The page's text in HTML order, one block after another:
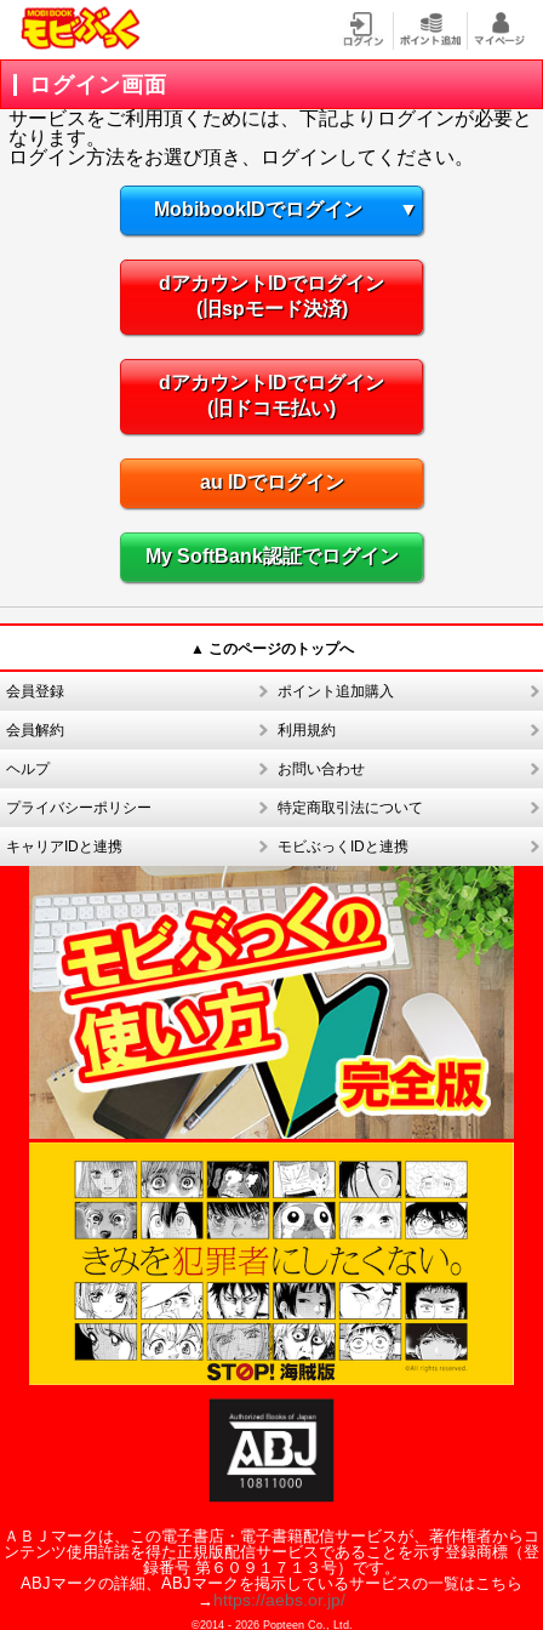
ログイン画面
サービスをご利用頂くためには、下記よりログインが必要と
なります。
ログイン方法をお選び頂き、ログインしてください。
MobibookIDでログイン ▼
dアカウントIDでログイン
(旧spモード決済)
dアカウントIDでログイン
(旧ドコモ払い)
au IDでログイン
My SoftBank認証でログイン
▲ このページのトップへ
会員登録 ポイント追加購入
会員解約 利用規約
ヘルプ お問い合わせ
プライバシーポリシー 特定商取引法について
キャリアIDと連携 モビぶっくIDと連携
ＡＢＪマークは、この電子書店・電子書籍配信サービスが、著作権者からコ
ンテンツ使用許諾を得た正規版配信サービスであることを示す登録商標（登
録番号 第６０９１７１３号）です。
ABJマークの詳細、ABJマークを掲示しているサービスの一覧はこちら
→ https://aebs.or.jp/
©2014 - 2026Popteen Co., Ltd.